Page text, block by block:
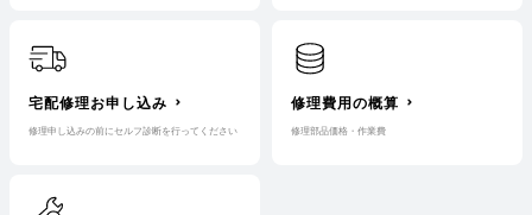
宅配修理お申し込み
修理申し込みの前にセルフ診断を行ってください
修理費用の概算
修理部品価格・作業費